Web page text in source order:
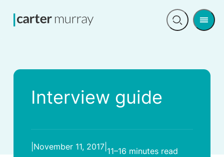
Open
Menu
Interview guide
November 11, 2017 11–16 minutes read